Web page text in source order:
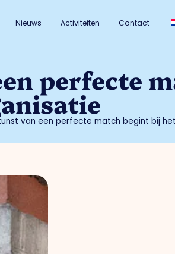
Nieuws Activiteiten Contact
perfecte
van een perfecte match begint bij